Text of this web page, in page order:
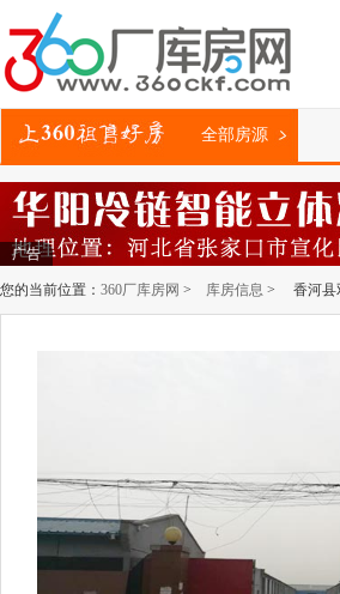
全部房源
广告
您的当前位置： 360厂库房网 > 库房信息 > 香河县